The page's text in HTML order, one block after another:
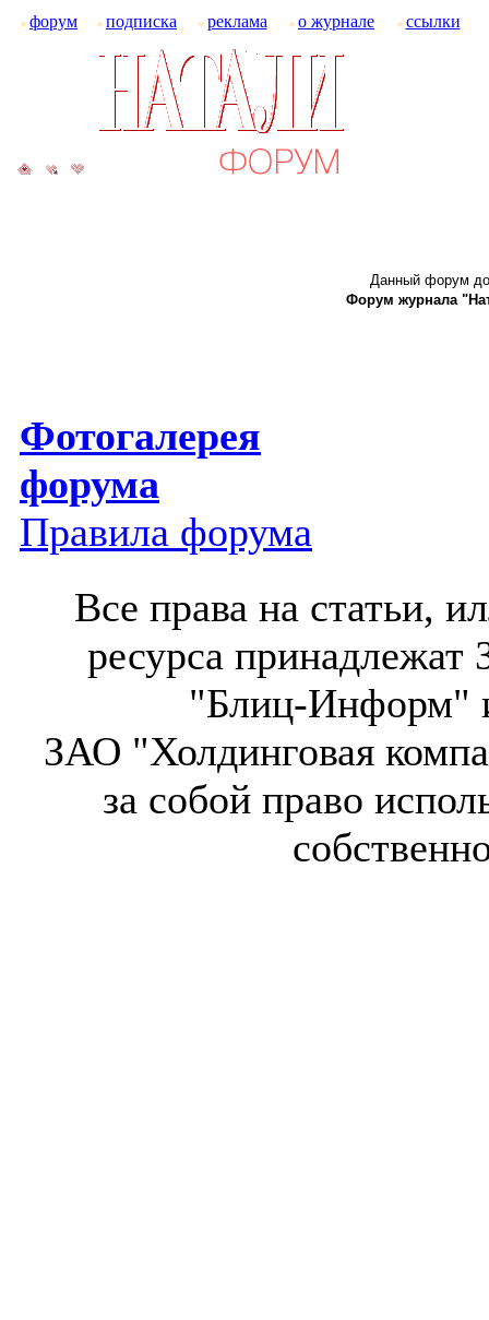
форум подписка реклама о журнале ссылки
Данный форум
Форум журнала
Фотогалерея
форума
Правила форума
Все права на статьи,
ресурса
"Блиц-Информ"
ЗАО "Холдинговая
за собой право